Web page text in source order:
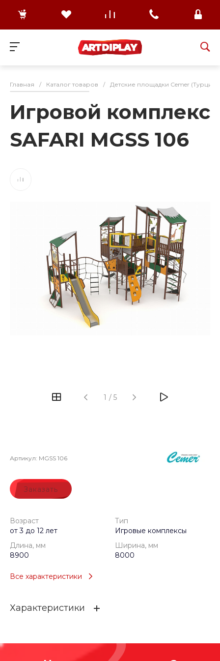
Главная / Каталог товаров / Детские площадки Cemer (Турция)
Игровой комплекс
SAFARI MGSS 106
1 / 5
Артикул: MGSS 106
Заказать
Возраст
от 3 до 12 лет
Тип
Игровые комплексы
Длина, мм
8900
Ширина, мм
8000
Все характеристики
Характеристики
Игровые комплексы